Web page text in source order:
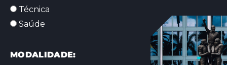
Técnica
Saúde
MODALIDADE: